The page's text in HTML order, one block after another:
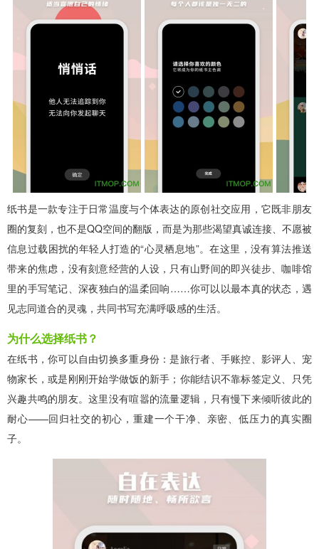
纸书是一款专注于日常温度与个体表达的原创社交应用，它既非朋友
圈的复刻，也不是QQ空间的翻版，而是为那些渴望真诚连接、不愿被
信息过载困扰的年轻人打造的“心灵栖息地”。在这里，没有算法推送
带来的焦虑，没有刻意经营的人设，只有山野间的即兴徒步、咖啡馆
里的手写笔记、深夜独白的温柔回响……你可以以最本真的状态，遇
见志同道合的灵魂，共同书写充满呼吸感的生活。
为什么选择纸书？
在纸书，你可以自由切换多重身份：是旅行者、手账控、影评人、宠
物家长，或是刚刚开始学做饭的新手；你能结识不靠标签定义、只凭
兴趣共鸣的朋友。这里没有喧嚣的流量逻辑，只有慢下来倾听彼此的
耐心——回归社交的初心，重建一个干净、亲密、低压力的真实圈
子。